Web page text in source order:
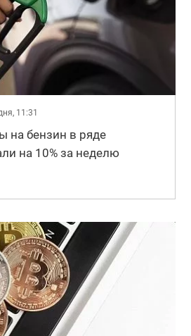
11:31
на бензин в ряде
на 10% за неделю